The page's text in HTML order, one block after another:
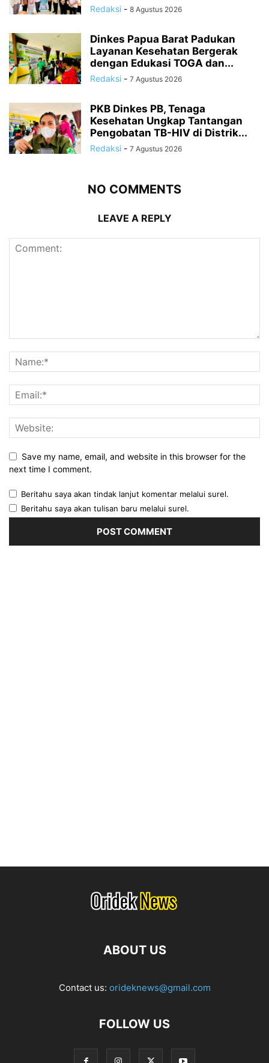
Redaksi - 8 Agustus 2026
Dinkes Papua Barat Padukan
Layanan Kesehatan Bergerak
dengan Edukasi TOGA dan...
Redaksi - 7 Agustus 2026
PKB Dinkes PB, Tenaga
Kesehatan Ungkap Tantangan
Pengobatan TB-HIV di Distrik...
Redaksi - 7 Agustus 2026
NO COMMENTS
LEAVE A REPLY
Save my name, email, and website in this browser for the
next time I comment.
Beritahu saya akan tindak lanjut komentar melalui surel.
Beritahu saya akan tulisan baru melalui surel.
ABOUT US
Contact us: orideknews@gmail.com
FOLLOW US